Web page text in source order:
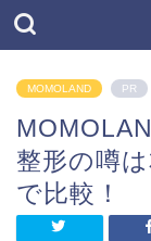
MOMOLAND PR
整形の噂
で比較！